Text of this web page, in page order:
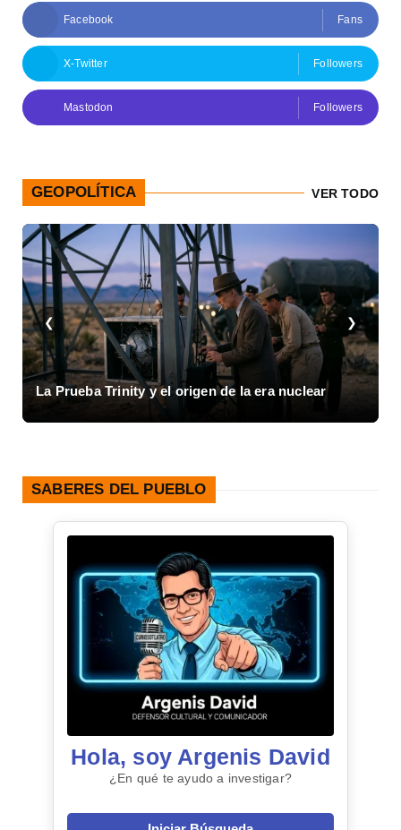
Facebook Fans
X-Twitter Followers
Mastodon Followers
GEOPOLÍTICA VER TODO
❮
Inicio de la Guerra Civil Española y el colapso de
1936
❯
SABERES DEL PUEBLO
Hola, soy Argenis David
¿En qué te ayudo a investigar?